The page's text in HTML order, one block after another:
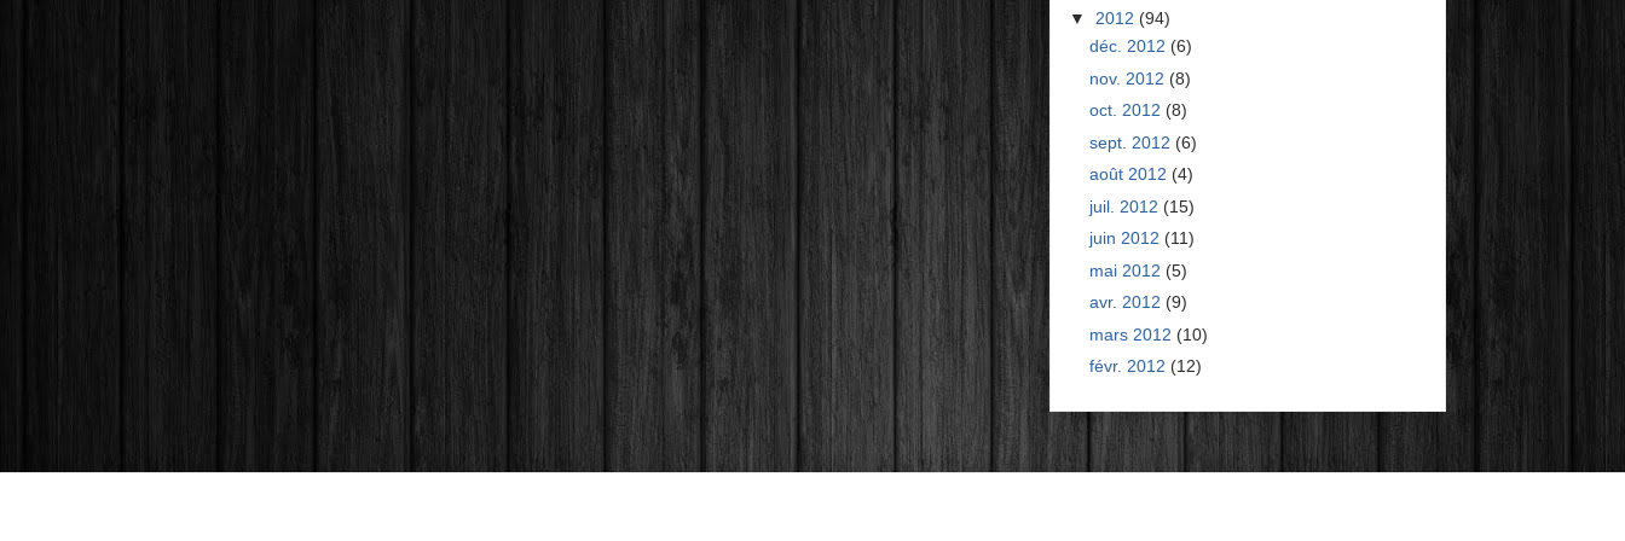
▼ 2012 (94)
déc. 2012 (6)
nov. 2012 (8)
oct. 2012 (8)
sept. 2012 (6)
août 2012 (4)
juil. 2012 (15)
juin 2012 (11)
mai 2012 (5)
avr. 2012 (9)
mars 2012 (10)
févr. 2012 (12)